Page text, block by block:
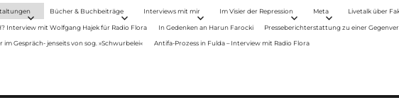
Bücher & Buchbeiträge Interviews mit mir Im Visier der Repression Meta Livetalk über
Interview mit Wolfgang Hajek für Radio Flora In Gedenken an Harun Farocki Presseberichterstattung zu einer
Gespräch- jenseits von sog. »Schwurbelei« Antifa-Prozess in Fulda – Interview mit Radio Flora